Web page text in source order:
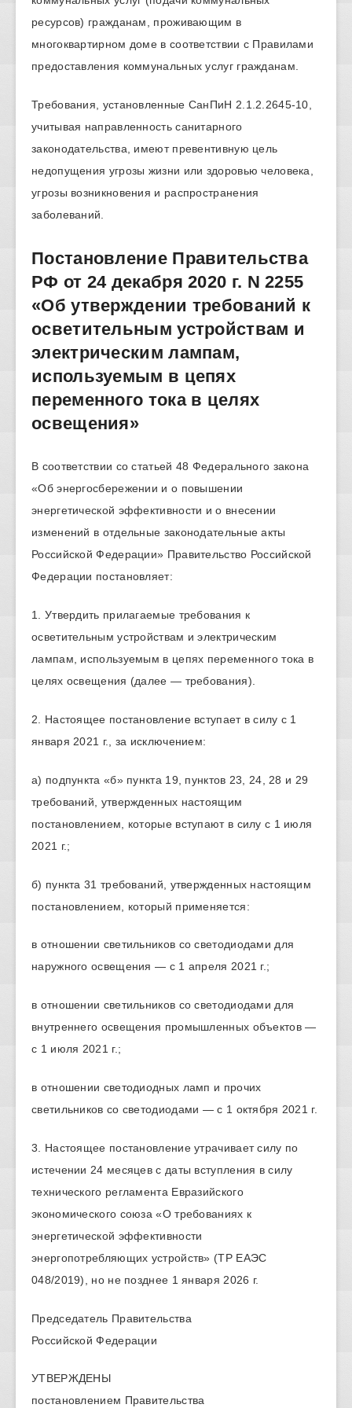
ресурсов) гражданам, проживающим в
многоквартирном доме в соответствии с Правилами
предоставления коммунальных услуг гражданам.
Требования, установленные СанПиН 2.1.2.2645-10,
учитывая направленность санитарного
законодательства, имеют превентивную цель
недопущения угрозы жизни или здоровью человека,
угрозы возникновения и распространения
заболеваний.
Постановление Правительства
РФ от 24 декабря 2020 г. N 2255
«Об утверждении требований к
осветительным устройствам и
электрическим лампам,
используемым в цепях
переменного тока в целях
освещения»
В соответствии со статьей 48 Федерального закона
«Об энергосбережении и о повышении
энергетической эффективности и о внесении
изменений в отдельные законодательные акты
Российской Федерации» Правительство Российской
Федерации постановляет:
1. Утвердить прилагаемые требования к
осветительным устройствам и электрическим
лампам, используемым в цепях переменного тока в
целях освещения (далее — требования).
2. Настоящее постановление вступает в силу с 1
января 2021 г., за исключением:
а) подпункта «б» пункта 19, пунктов 23, 24, 28 и 29
требований, утвержденных настоящим
постановлением, которые вступают в силу с 1 июля
2021 г.;
б) пункта 31 требований, утвержденных настоящим
постановлением, который применяется:
в отношении светильников со светодиодами для
наружного освещения — с 1 апреля 2021 г.;
в отношении светильников со светодиодами для
внутреннего освещения промышленных объектов —
с 1 июля 2021 г.;
в отношении светодиодных ламп и прочих
светильников со светодиодами — с 1 октября 2021 г.
3. Настоящее постановление утрачивает силу по
истечении 24 месяцев с даты вступления в силу
технического регламента Евразийского
экономического союза «О требованиях к
энергетической эффективности
энергопотребляющих устройств» (ТР ЕАЭС
048/2019), но не позднее 1 января 2026 г.
Председатель Правительства
Российской Федерации
УТВЕРЖДЕНЫ
постановлением Правительства